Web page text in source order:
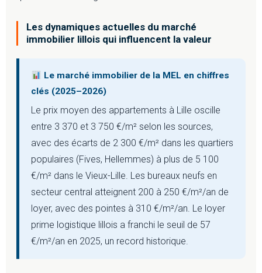
Les dynamiques actuelles du marché
immobilier lillois qui influencent la valeur
Le marché immobilier de la MEL en chiffres
clés (2025–2026)
Le prix moyen des appartements à Lille oscille
entre 3 370 et 3 750 €/m² selon les sources,
avec des écarts de 2 300 €/m² dans les quartiers
populaires (Fives, Hellemmes) à plus de 5 100
€/m² dans le Vieux-Lille. Les bureaux neufs en
secteur central atteignent 200 à 250 €/m²/an de
loyer, avec des pointes à 310 €/m²/an. Le loyer
prime logistique lillois a franchi le seuil de 57
€/m²/an en 2025, un record historique.